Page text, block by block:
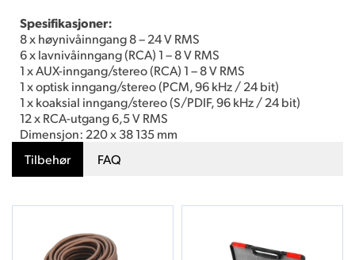
Spesifikasjoner:
8 x høynivåinngang 8 – 24 V RMS
6 x lavnivåinngang (RCA) 1 – 8 V RMS
1 x AUX-inngang/stereo (RCA) 1 – 8 V RMS
1 x optisk inngang/stereo (PCM, 96 kHz / 24 bit)
1 x koaksial inngang/stereo (S/PDIF, 96 kHz / 24 bit)
12 x RCA-utgang 6,5 V RMS
Dimensjon: 220 x 38 135 mm
Tilbehør
FAQ